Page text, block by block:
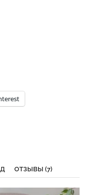
ОТЗЫВЫ (7)